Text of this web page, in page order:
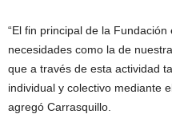
“El fin principal de la
necesidades como la de
que a través de esta actividad
individual y colectivo mediante
agregó Carrasquillo.